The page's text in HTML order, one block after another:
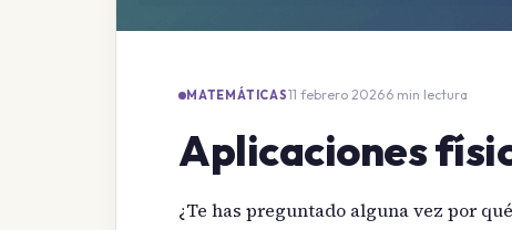
MATEMÁTICAS11 febrero 2026·6 min lectura
Aplicaciones
¿Te has preguntado alguna vez por